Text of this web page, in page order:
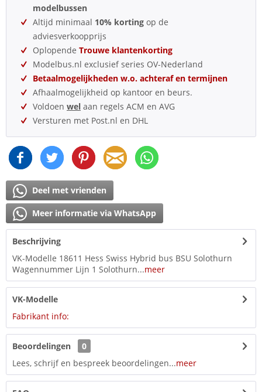
modelbussen
Altijd minimaal 10% korting op de
adviesverkoopprijs
Oplopende Trouwe klantenkorting
Modelbus.nl exclusief series OV-Nederland
Betaalmogelijkheden w.o. achteraf en termijnen
Afhaalmogelijkheid op kantoor en beurs.
Voldoen wel aan regels ACM en AVG
Versturen met Post.nl en DHL
Deel met vrienden
Meer informatie via WhatsApp
Beschrijving
VK-Modelle 18611 Hess Swiss Hybrid bus BSU Solothurn
Wagennummer Lijn 1 Solothurn...meer
VK-Modelle
Fabrikant info:
Beoordelingen
0
Lees, schrijf en bespreek beoordelingen...meer